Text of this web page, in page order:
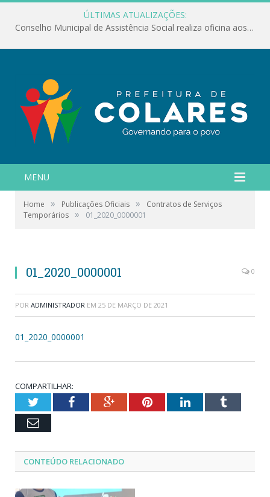
ÚLTIMAS ATUALIZAÇÕES:
Conselho Municipal de Assistência Social realiza oficina aos servidores
MENU
Home » Publicações Oficiais »
Contratos de Serviços
Temporários » 01_2020_0000001
01_2020_0000001 0
POR ADMINISTRADOR EM 25 DE MARÇO DE 2021
01_2020_0000001
COMPARTILHAR:
TwitterFacebookGoogle+PinterestLinkedInTumblr
Email
CONTEÚDO RELACIONADO